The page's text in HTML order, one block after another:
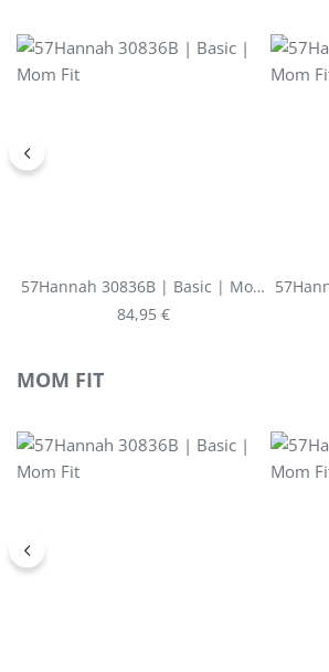
57Hannah 30836B | Basic | Mom
Fit
Regulärer Preis:
84,95 €
Produktgalerie überspringen
MOM FIT